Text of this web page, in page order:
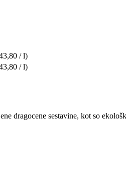
/ l)
/ l)
dragocene sestavine, kot so